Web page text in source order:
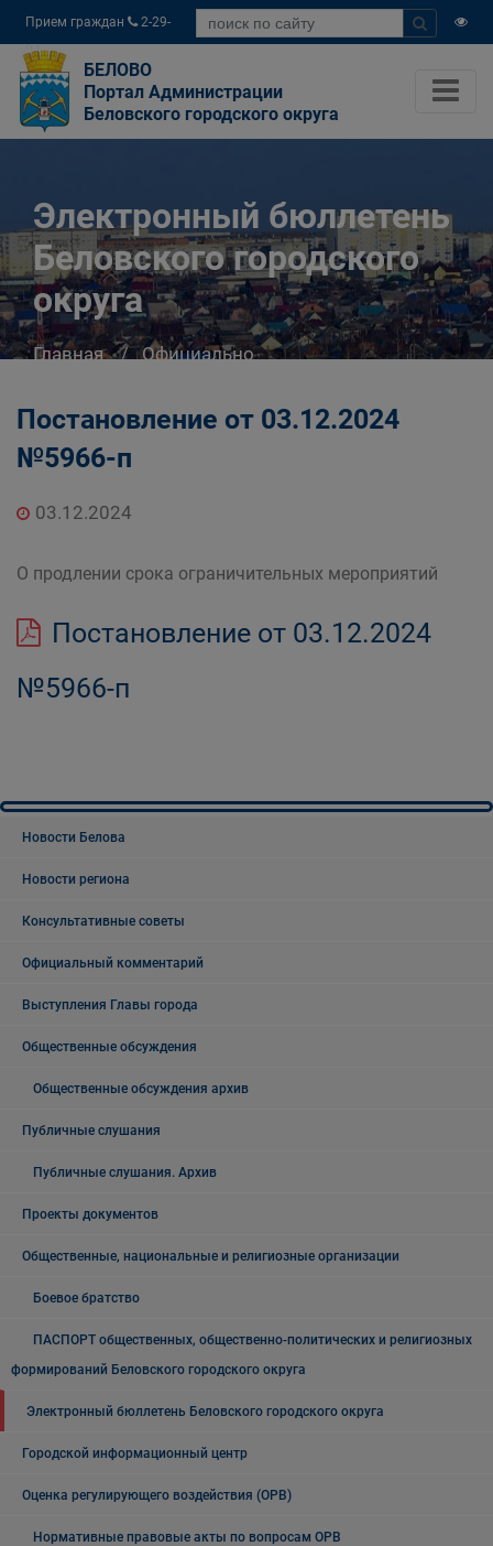
Прием граждан
2-29-
04
БЕЛОВО
Портал Администрации
Беловского городского округа
Электронный бюллетень
Беловского городского
округа
Главная
Официально
Постановление от 03.12.2024
№5966-п
03.12.2024
О продлении срока ограничительных мероприятий
Постановление от 03.12.2024
№5966-п
Новости Белова
Новости региона
Консультативные советы
Официальный комментарий
Выступления Главы города
Общественные обсуждения
Общественные обсуждения архив
Публичные слушания
Публичные слушания. Архив
Проекты документов
Общественные, национальные и религиозные организации
Боевое братство
ПАСПОРТ общественных, общественно-политических и религиозных
формирований Беловского городского округа
Электронный бюллетень Беловского городского округа
Городской информационный центр
Оценка регулирующего воздействия (ОРВ)
Нормативные правовые акты по вопросам ОРВ